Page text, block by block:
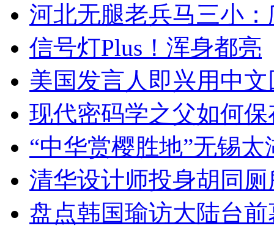
河北无腿老兵马三小
信号灯Plus！浑身都亮
美国发言人即兴用中
现代密码学之父如何
“中华赏樱胜地”无锡
清华设计师投身胡同
盘点韩国瑜访大陆台